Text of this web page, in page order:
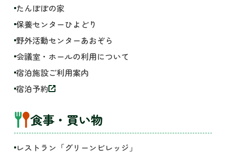
たんぽぽの家
保養センターひよどり
野外活動センターあおぞら
会議室・ホールの利用について
宿泊施設ご利用案内
宿泊予約
食事・買い物
レストラン「グリーンビレッジ」